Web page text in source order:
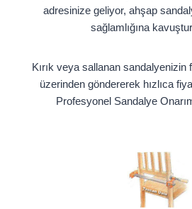
adresinize geliyor, ahşap
sağlamlığına
Kırık veya sallanan sandalyenizin
üzerinden göndererek hızlıca
Profesyonel Sandalye